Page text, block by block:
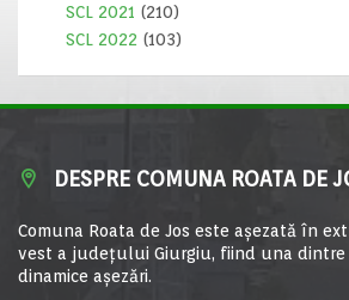
SCL 2021 (210)
SCL 2022 (103)
DESPRE COMUNA ROATA DE
Comuna Roata de Jos este aşezată în
vest a judeţului Giurgiu, fiind una dintre
dinamice aşezări.